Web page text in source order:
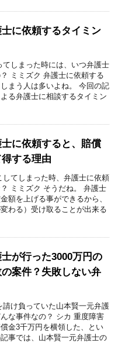
に依頼するタイミン
てしまった時には、いつ弁護士
ミミズク 弁護士に依頼する
まう人は多いよね。 今回の記
る弁護士に相談するタイミン
に依頼すると、賠償
する理由
してしまった時、弁護士に依頼
ミミズク そうだね。 弁護士
額を上げる事ができるから、
変わる）受け取ることが出来る
が行った3000万円の
案件？失敗しない弁
請け負っていた山本賢一元弁護
な事件なの？ シカ 重度障害
金3千万円を横領した、とい
事では、山本賢一元弁護士の